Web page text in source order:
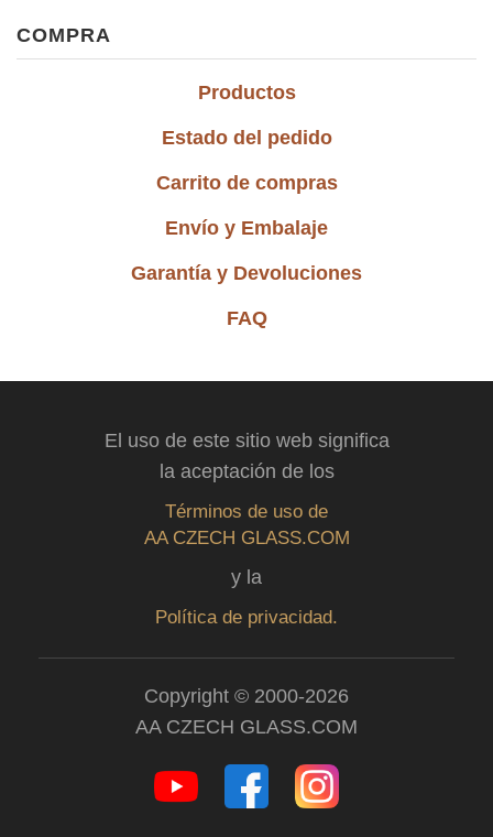
COMPRA
Productos
Estado del pedido
Carrito de compras
Envío y Embalaje
Garantía y Devoluciones
FAQ
El uso de este sitio web significa
la aceptación de los
Términos de uso de
AA CZECH GLASS.COM
y la
Política de privacidad.
Copyright © 2000-2026
AA CZECH GLASS.COM